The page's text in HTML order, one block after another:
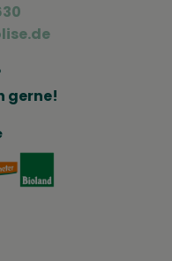
gerne!
Link zu https://
Link zu https://
zu https://
Link zu https://